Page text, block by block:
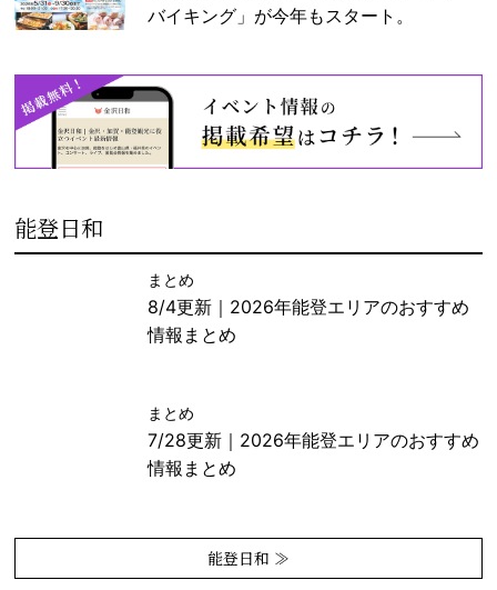
バイキング」が今年もスタート。
能登日和
まとめ
8/4更新｜2026年能登エリアのおすすめ
情報まとめ
まとめ
7/28更新｜2026年能登エリアのおすすめ
情報まとめ
能登日和 ≫